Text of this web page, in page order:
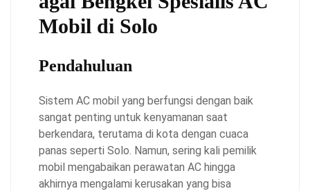
Mobil di Solo
Pendahuluan
Sistem AC mobil yang berfungsi dengan baik
sangat penting untuk kenyamanan saat
berkendara, terutama di kota dengan cuaca
panas seperti Solo. Namun, sering kali pemilik
mobil mengabaikan perawatan AC hingga
akhirnya mengalami kerusakan yang bisa